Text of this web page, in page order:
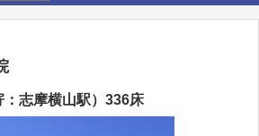
志摩横山駅）336床